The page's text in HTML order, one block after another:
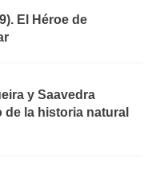
El Héroe de
y Saavedra
de la historia natural